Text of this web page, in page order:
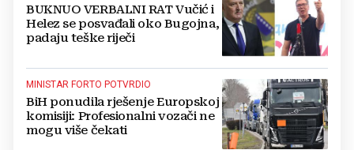
BUKNUO VERBALNI RAT Vučić i
Helez se posvađali oko Bugojna,
padaju teške riječi
MINISTAR FORTO POTVRDIO
BiH ponudila rješenje Europskoj
komisiji: Profesionalni vozači ne
mogu više čekati